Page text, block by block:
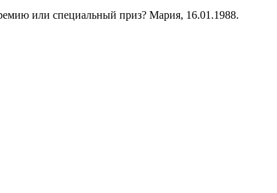
или специальный приз? Мария, 16.01.1988.